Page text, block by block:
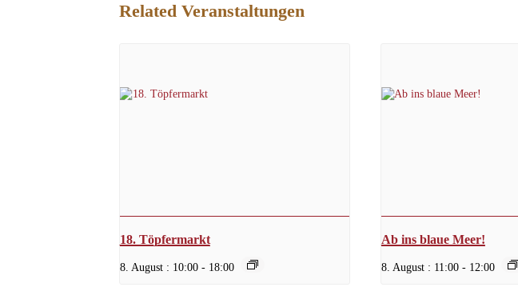
Related Veranstaltungen
18. Töpfermarkt
8. August : 10:00 - 18:00
Ab ins blaue Meer!
8. August : 11:00 - 12:00